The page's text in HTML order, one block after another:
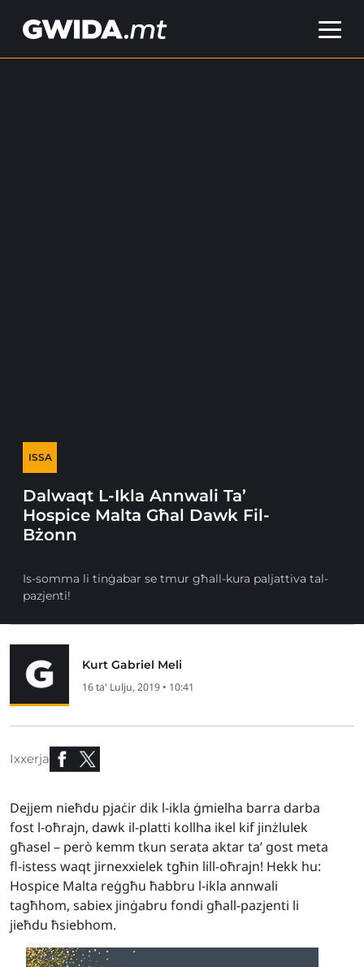
ISSA
Dalwaqt L-Ikla Annwali Ta’
Hospice Malta Għal Dawk Fil-
Bżonn
Is-somma li tinġabar se tmur għall-kura paljattiva tal-
pazjenti!
Kurt Gabriel Meli
16 ta' Lulju, 2019 • 10:41
Ixxerja
Dejjem nieħdu pjaċir dik l-ikla ġmielha barra darba
fost l-oħrajn, dawk il-platti kollha ikel kif jinżlulek
għasel – però kemm tkun serata aktar ta’ gost meta
fl-istess waqt jirnexxielek tgħin lill-oħrajn! Hekk hu:
Hospice Malta reġgħu ħabbru l-ikla annwali
tagħhom, sabiex jinġabru fondi għall-pazjenti li
jieħdu ħsiebhom.